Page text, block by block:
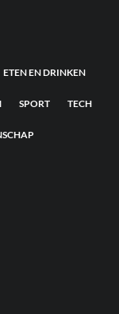
ETEN EN DRINKEN
SPORT TECH